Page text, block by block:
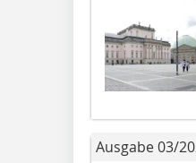
Ausgabe 03/